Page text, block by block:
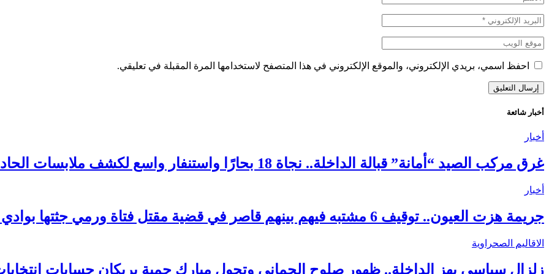
احفظ اسمي، بريدي الإلكتروني، والموقع الإلكتروني في هذا المتصفح لاستخدامها المرة المقبلة في تعليقي.
أخبار شائعة
أخبار
غرق مركب الصيد “أمانة” قبالة الداخلة.. نجاة 18 بحارًا واستنفار واسع لكشف ملابسات الحادث
أخبار
جريمة هزت العيون.. توقيف 6 مشتبه فيهم بينهم قاصر في قضية مقتل فتاة ورمي جثتها بوادي الساقية الحمراء
الاقاليم الصحراوية
زلزال سياسي يهز الداخلة.. ظهور صلوح الجماني وتحول مبارك حمية يربكان حسابات انتخابات